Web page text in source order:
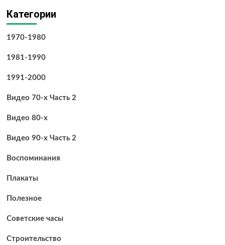
Категории
1970-1980
1981-1990
1991-2000
Видео 70-х Часть 2
Видео 80-х
Видео 90-х Часть 2
Воспоминания
Плакаты
Полезное
Советские часы
Строительство